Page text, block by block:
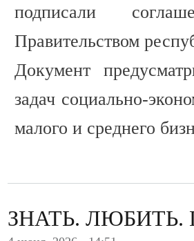
подписали
Правительством
Документ
задач социально-
малого и среднего
ЗНАТЬ. ЛЮБИТЬ.